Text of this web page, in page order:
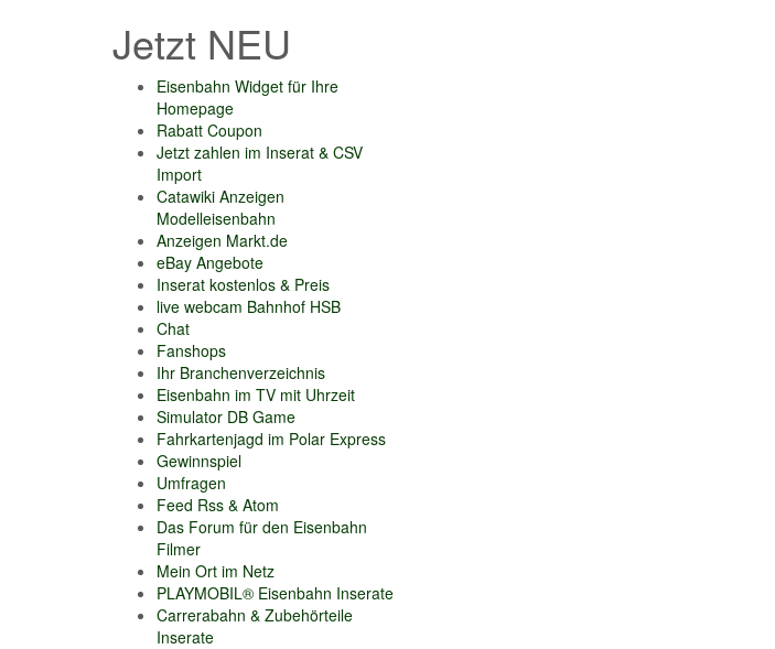
Jetzt NEU
Eisenbahn Widget für Ihre
Homepage
Rabatt Coupon
Jetzt zahlen im Inserat & CSV
Import
Catawiki Anzeigen
Modelleisenbahn
Anzeigen Markt.de
eBay Angebote
Inserat kostenlos & Preis
live webcam Bahnhof HSB
Chat
Fanshops
Ihr Branchenverzeichnis
Eisenbahn im TV mit Uhrzeit
Simulator DB Game
Fahrkartenjagd im Polar Express
Gewinnspiel
Umfragen
Feed Rss & Atom
Das Forum für den Eisenbahn
Filmer
Mein Ort im Netz
PLAYMOBIL® Eisenbahn Inserate
Carrerabahn & Zubehörteile
Inserate